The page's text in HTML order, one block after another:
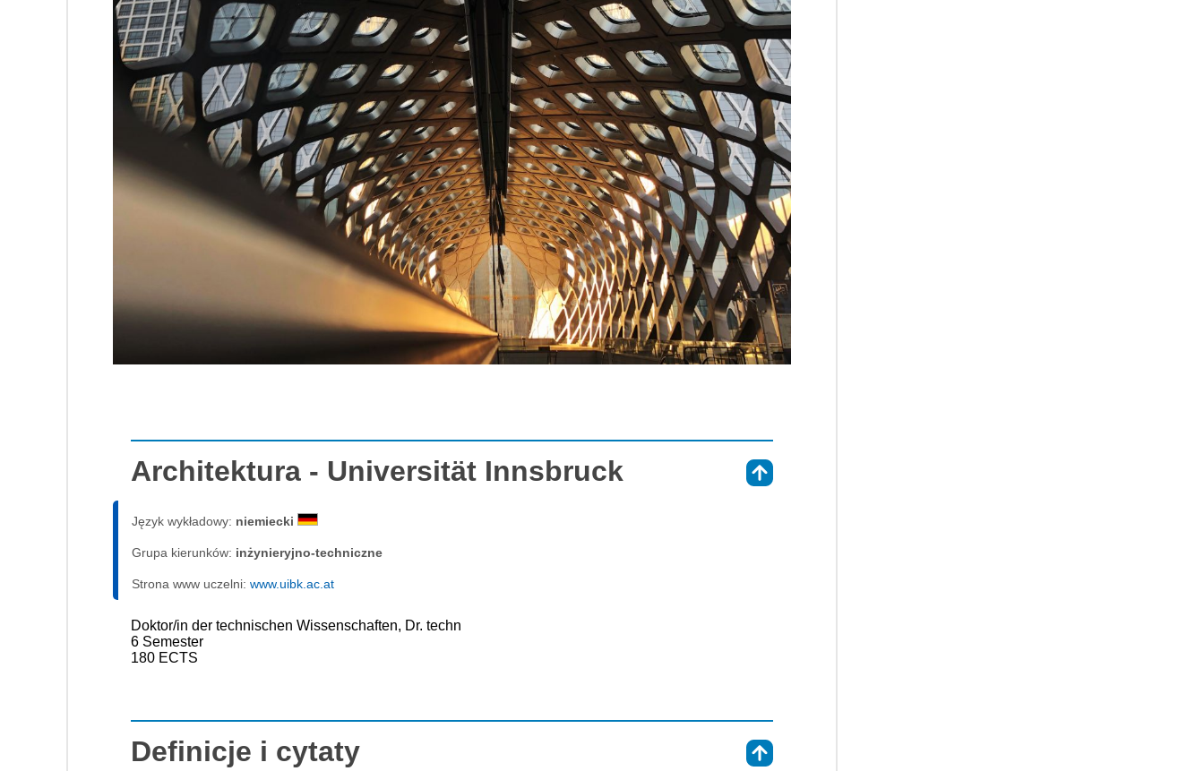
Architektura - Universität Innsbruck
Język wykładowy: niemiecki
Grupa kierunków: inżynieryjno-techniczne
Strona www uczelni: www.uibk.ac.at
Doktor/in der technischen Wissenschaften, Dr. techn
6 Semester
180 ECTS
Definicje i cytaty